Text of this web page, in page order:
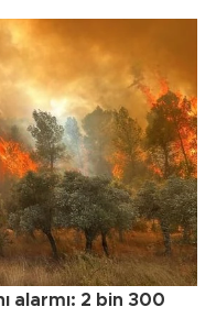
alarmı: 2 bin 300